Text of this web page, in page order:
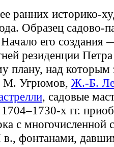
ранних историко-
Образец садово-
его создания
резиденции
плану, над которым
М. Угрюмов, Ж.-Б.
, садовые
х гг.
с
фонтанами,